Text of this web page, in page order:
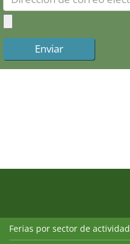
Ferias por sector de actividad